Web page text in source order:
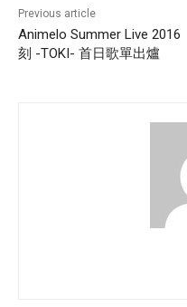
Previous article
Animelo Summer Live 2016
刻 -TOKI- 首日歌單出爐